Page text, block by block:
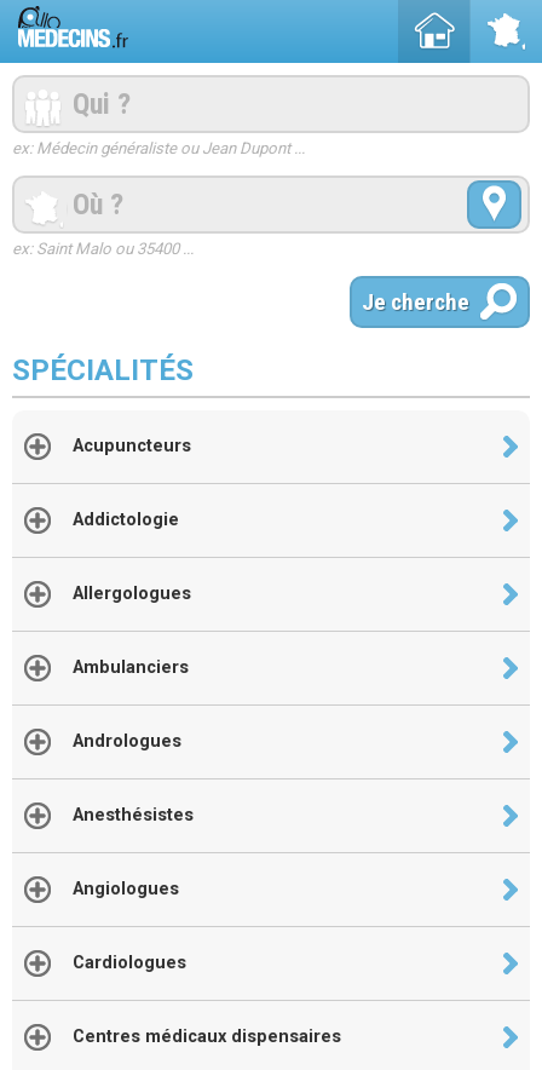
ex: Médecin généraliste ou Jean Dupont ...
ex: Saint Malo ou 35400 ...
SPÉCIALITÉS
Acupuncteurs
Addictologie
Allergologues
Ambulanciers
Andrologues
Anesthésistes
Angiologues
Cardiologues
Centres médicaux dispensaires